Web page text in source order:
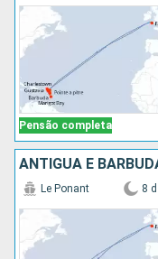
Pensão completa
Le Ponant 8 d